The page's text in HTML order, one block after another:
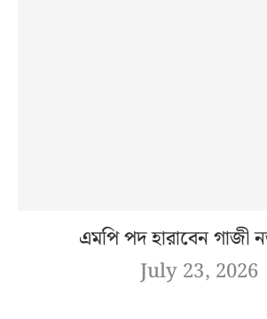
এমপি পদ হারাবেন
July 23, 2026